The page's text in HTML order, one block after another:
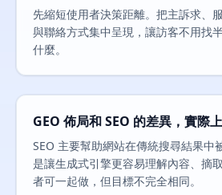
先縮短使用者決策距離。把主訴求、
與聯絡方式集中呈現，讓訪客不用找
什麼。
GEO 佈局和 SEO 的差異，實際
SEO 主要幫助網站在傳統搜尋結果中
是讓生成式引擎更容易理解內容、摘
者可一起做，但目標不完全相同。